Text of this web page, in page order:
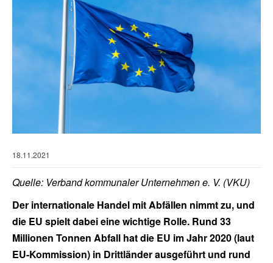
18.11.2021
Quelle: Verband kommunaler Unternehmen e. V. (VKU)
Der internationale Handel mit Abfällen nimmt zu, und
die EU spielt dabei eine wichtige Rolle. Rund 33
Millionen Tonnen Abfall hat die EU im Jahr 2020 (laut
EU-Kommission) in Drittländer ausgeführt und rund